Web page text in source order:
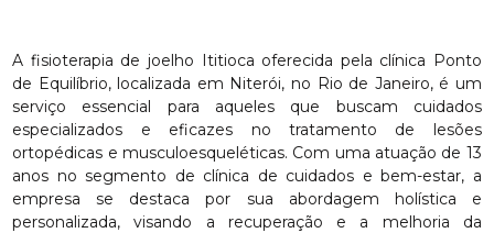
A fisioterapia de joelho Ititioca oferecida pela clínica Ponto
de Equilíbrio, localizada em Niterói, no Rio de Janeiro, é um
serviço essencial para aqueles que buscam cuidados
especializados e eficazes no tratamento de lesões
ortopédicas e musculoesqueléticas. Com uma atuação de 13
anos no segmento de clínica de cuidados e bem-estar, a
empresa se destaca por sua abordagem holística e
personalizada, visando a recuperação e a melhoria da